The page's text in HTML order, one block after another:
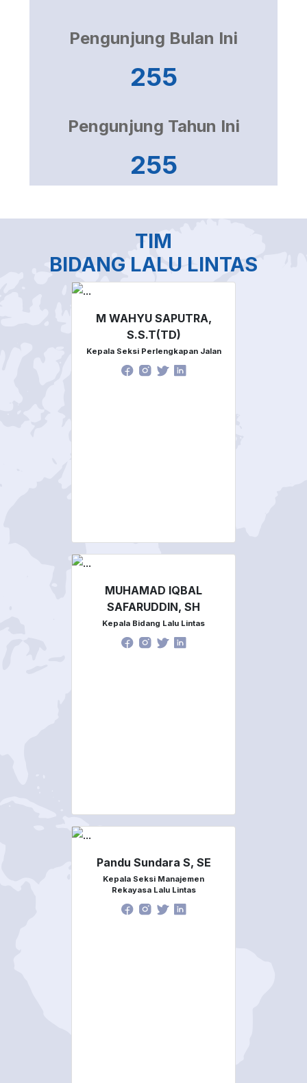
Pengunjung Bulan Ini
255
Pengunjung Tahun Ini
255
TIM
BIDANG LALU LINTAS
M WAHYU SAPUTRA,
S.S.T(TD)
Kepala Seksi Perlengkapan Jalan
MUHAMAD IQBAL
SAFARUDDIN, SH
Kepala Bidang Lalu Lintas
Pandu Sundara S, SE
Kepala Seksi Manajemen
Rekayasa Lalu Lintas